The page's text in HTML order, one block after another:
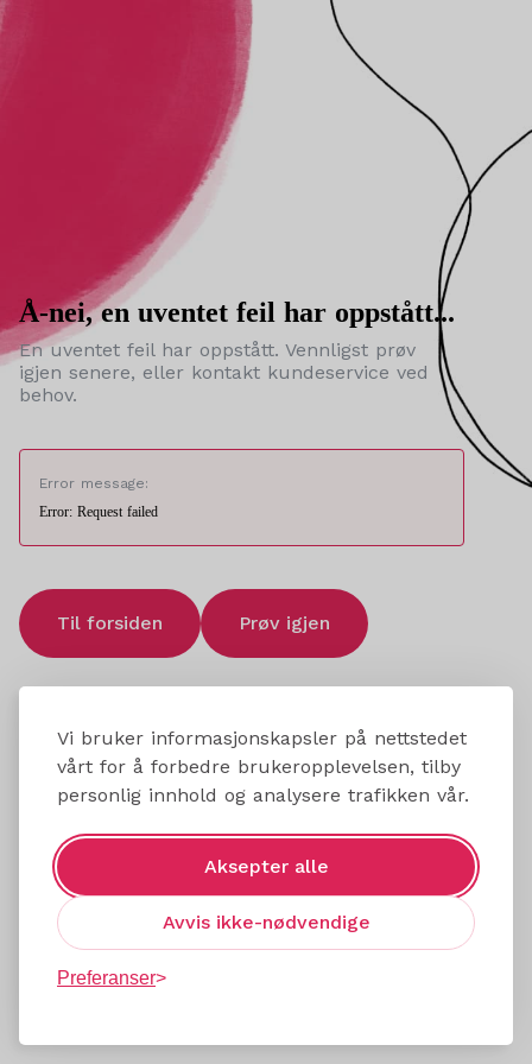
Vi bruker informasjonskapsler på nettstedet
vårt for å forbedre brukeropplevelsen, tilby
personlig innhold og analysere trafikken vår.
Aksepter alle
Avvis ikke-nødvendige
Preferanser
Å-nei, en uventet feil har oppstått...
En uventet feil har oppstått. Vennligst prøv
igjen senere, eller kontakt kundeservice ved
behov.
Error message:
Error: Request failed
Til forsiden Prøv igjen